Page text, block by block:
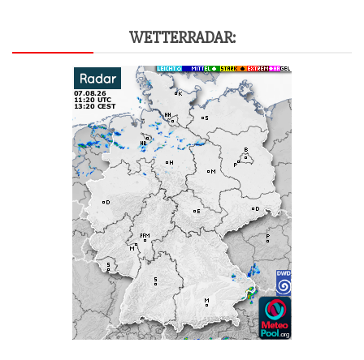
WET­TER­RA­DAR: